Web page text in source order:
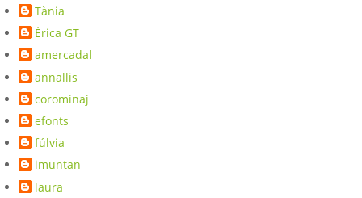
Tània
Èrica GT
amercadal
annallis
corominaj
efonts
fúlvia
imuntan
laura